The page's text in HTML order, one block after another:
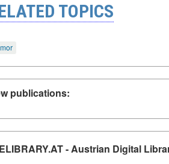
TOPICS
publications:
ELIBRARY.AT - Austrian Digital